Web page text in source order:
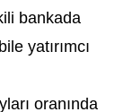
bankada
yatırımcı
oranında